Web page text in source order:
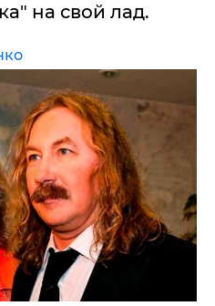
на свой лад.